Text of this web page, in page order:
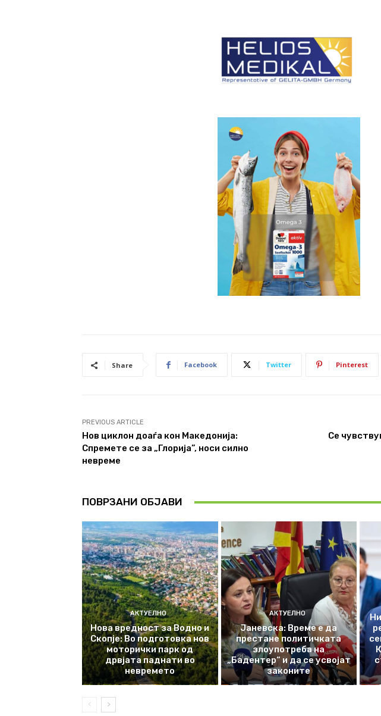
Share Facebook Twitter Pinterest
PREVIOUS ARTICLE
Нов циклон доаѓа кон Македонија:
Спремете се за „Глорија”, носи силно
невреме
Се
ПОВРЗАНИ ОБЈАВИ
АКТУЕЛНО
Нова вредност за Водно и
Скопје: Во подготовка нов
моторички парк од
дрвјата паднати во
невремето
АКТУЕЛНО
Јаневска: Време е да
престане политичката
злоупотреба на
„Бадентер“ и да се усвојат
законите